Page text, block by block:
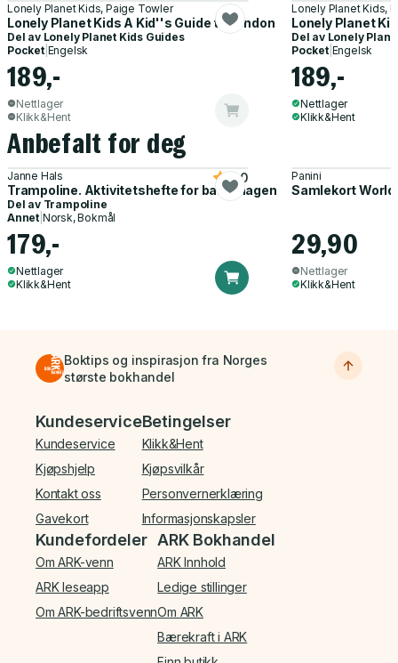
Lonely Planet Kids, Paige Towler
Lonely Planet Kids A Kid''s Guide to London
Del av Lonely Planet Kids Guides
Pocket| Engelsk
189,-
Nettlager
Klikk&Hent
Lonely Planet Kids,
Lonely Planet
Del av Lonely
Pocket| Engelsk
189,-
Nettlager
Klikk&Hent
Anbefalt for deg
Janne Hals
Trampoline. Aktivitetshefte for barnehagen
5.0
Del av Trampoline
Annet Norsk, Bokmål
179,-
Nettlager
Klikk&Hent
Panini
Samlekort
29,90
Nettlager
Klikk&Hent
Boktips og inspirasjon fra Norges
største bokhandel
Bunnmeny
Kundeservice
Kundeservice
Kjøpshjelp
Kontakt oss
Gavekort
Betingelser
Klikk&Hent
Kjøpsvilkår
Personvernerklæring
Informasjonskapsler
Kundefordeler
Om ARK-venn
ARK leseapp
Om ARK-bedriftsvenn
ARK Bokhandel
ARK Innhold
Ledige stillinger
Om ARK
Bærekraft i ARK